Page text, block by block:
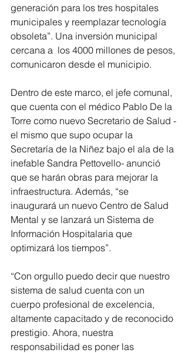
generación para los tres hospitales
municipales y reemplazar tecnología
obsoleta”. Una inversión municipal
cercana a  los 4000 millones de pesos,
comunicaron desde el municipio.
Dentro de este marco, el jefe comunal,
que cuenta con el médico Pablo De la
Torre como nuevo Secretario de Salud -
el mismo que supo ocupar la
Secretaría de la Niñez bajo el ala de la
inefable Sandra Pettovello- anunció
que se harán obras para mejorar la
infraestructura. Además, “se
inaugurará un nuevo Centro de Salud
Mental y se lanzará un Sistema de
Información Hospitalaria que
optimizará los tiempos”.
“Con orgullo puedo decir que nuestro
sistema de salud cuenta con un
cuerpo profesional de excelencia,
altamente capacitado y de reconocido
prestigio. Ahora, nuestra
responsabilidad es poner las